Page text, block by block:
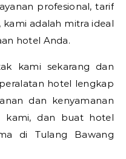
profesional, tarif
adalah mitra ideal
hotel Anda.
kami sekarang dan
hotel lengkap
dan kenyamanan
kami, dan buat hotel
di Tulang Bawang